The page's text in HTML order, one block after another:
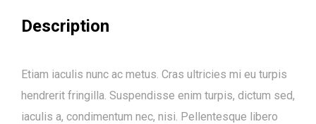
Description
Etiam iaculis nunc ac metus. Cras ultricies mi eu turpis
hendrerit fringilla. Suspendisse enim turpis, dictum sed,
iaculis a, condimentum nec, nisi. Pellentesque libero